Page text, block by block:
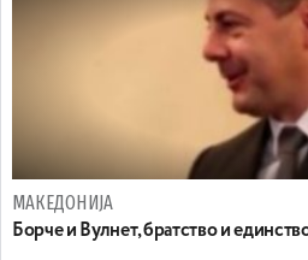
МАКЕДОНИЈА
Борче и Вулнет, братство и